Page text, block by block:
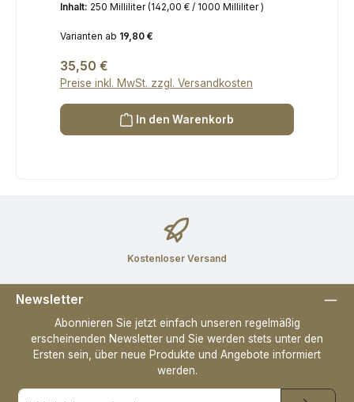
Inhalt: 250 Milliliter(142,00 € / 1000 Milliliter )
Varianten ab 19,80 €
Regulärer Preis:
35,50 €
Preise inkl. MwSt. zzgl. Versandkosten
In den Warenkorb
Kostenloser Versand
Newsletter
Abonnieren Sie jetzt einfach unseren regelmäßig
erscheinenden Newsletter und Sie werden stets unter den
Ersten sein, über neue Produkte und Angebote informiert
werden.
E-